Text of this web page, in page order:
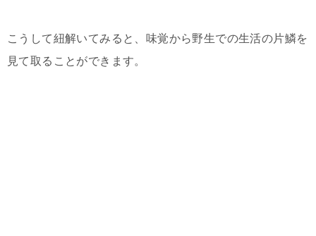
こうして紐解いてみると、味覚から野生での生活の片鱗を
見て取ることができます。